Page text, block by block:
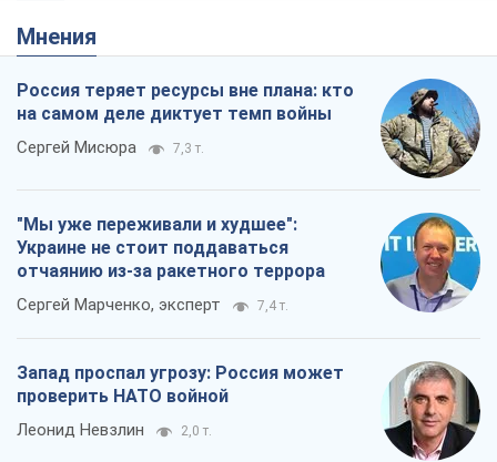
Мнения
Россия теряет ресурсы вне плана: кто
на самом деле диктует темп войны
Сергей Мисюра 7,3 т.
"Мы уже переживали и худшее":
Украине не стоит поддаваться
отчаянию из-за ракетного террора
Сергей Марченко, эксперт 7,4 т.
Запад проспал угрозу: Россия может
проверить НАТО войной
Леонид Невзлин 2,0 т.